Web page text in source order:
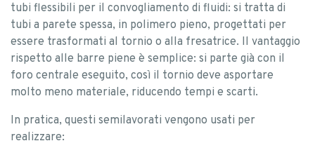
tubi flessibili per il convogliamento di fluidi: si tratta di
tubi a parete spessa, in polimero pieno, progettati per
essere trasformati al tornio o alla fresatrice. Il vantaggio
rispetto alle barre piene è semplice: si parte già con il
foro centrale eseguito, così il tornio deve asportare
molto meno materiale, riducendo tempi e scarti.
In pratica, questi semilavorati vengono usati per
realizzare: